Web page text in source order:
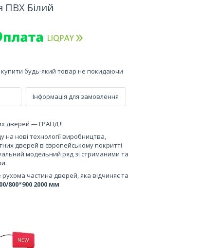
ПВХ Білий
купити будь-який товар не покидаючи
Інформація для замовлення
дверей — ГРАНД !
нові технології виробництва,
дверей в європейському покритті
модельний ряд зі стриманими та
рухома частина дверей, яка відчиняє та
700/800*900 2000 мм